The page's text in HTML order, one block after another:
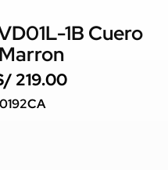
1B Cuero
219.00